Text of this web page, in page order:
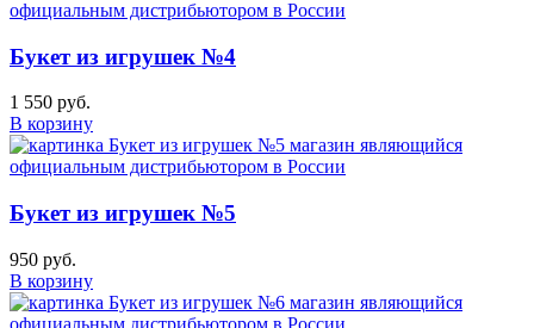
Букет из игрушек №4
1 550 руб.
В корзину
Букет из игрушек №5
950 руб.
В корзину